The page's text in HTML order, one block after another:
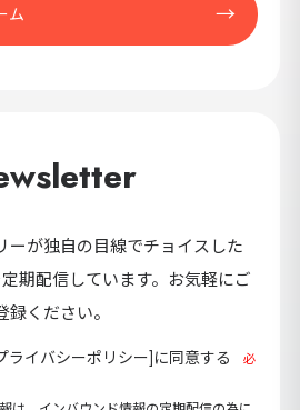
ム
ーが独自の目線でチョイスした
期配信しています。お気軽にご
録ください。
ライバシーポリシー]に同意する
必